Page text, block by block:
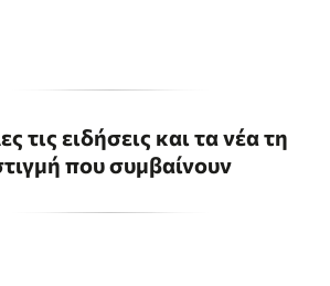
τις ειδήσεις και τα νέα τη
που συμβαίνουν